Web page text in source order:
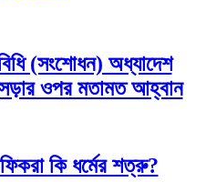
(সংশোধন) অধ্যাদেশ
ওপর মতামত আহ্বান
কি ধর্মের শত্রু?